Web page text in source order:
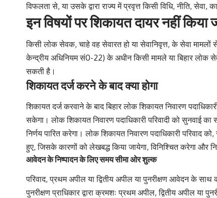
विफलता से, या उसके द्वारा राज्य में प्रवृत्त किसी विधि, नीति,
इन विषयों पर शिकायत दायर नहीं
किसी लोक सेवक, चाहे वह सेवारत हो या सेवानिवृत्त, के सेवा
केन्द्रीय अधिनियम सं0-22) के अधीन किसी मामले या बिहार लोक
सकती है।
शिकायत दर्ज करने के बाद क्या होगा
शिकायत दर्ज करवाने के बाद बिहार लोक शिकायत निवारण
सकेगा। लोक शिकायत निवारण पदाधिकारी परिवादी को
निर्णय पारित करेगा। लोक शिकायत निवारण पदाधिकारी
हुए, जिसके कारणों को लेखबद्ध किया जायेगा, विनिश्चित करेगा और
आवेदन के निष्पादन के लिए समय सीमा ओर शुल्क
परिवाद, प्रथम अपील या द्वितीय अपील या पुनरीक्षण आवेदन के साथ
पुनरीक्षण प्राधिकार द्वारा क्रमशः प्रथम अपील, द्वितीय अपील या